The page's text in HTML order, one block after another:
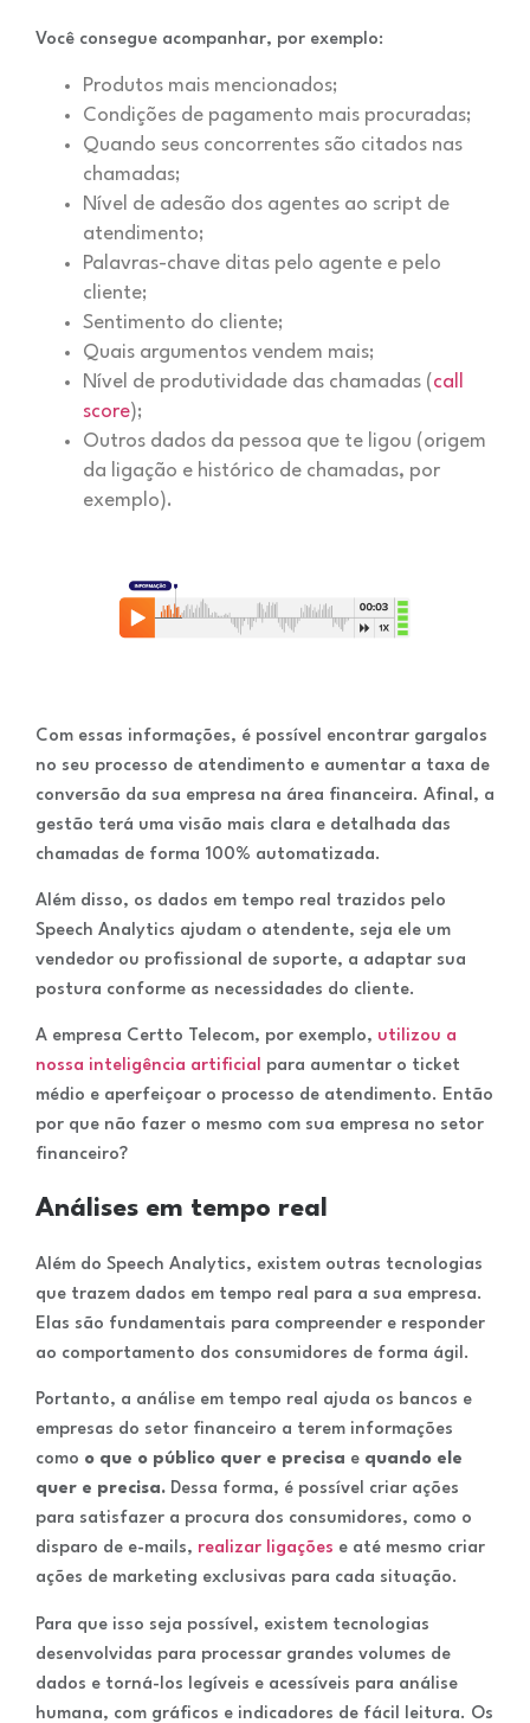
Você consegue acompanhar, por exemplo:
Produtos mais mencionados;
Condições de pagamento mais procuradas;
Quando seus concorrentes são citados nas
chamadas;
Nível de adesão dos agentes ao script de
atendimento;
Palavras-chave ditas pelo agente e pelo
cliente;
Sentimento do cliente;
Quais argumentos vendem mais;
Nível de produtividade das chamadas (call
score);
Outros dados da pessoa que te ligou (origem
da ligação e histórico de chamadas, por
exemplo).
Com essas informações, é possível encontrar gargalos
no seu processo de atendimento e aumentar a taxa de
conversão da sua empresa na área financeira. Afinal, a
gestão terá uma visão mais clara e detalhada das
chamadas de forma 100% automatizada.
Além disso, os dados em tempo real trazidos pelo
Speech Analytics ajudam o atendente, seja ele um
vendedor ou profissional de suporte, a adaptar sua
postura conforme as necessidades do cliente.
A empresa Certto Telecom, por exemplo, utilizou a
nossa inteligência artificial para aumentar o ticket
médio e aperfeiçoar o processo de atendimento. Então
por que não fazer o mesmo com sua empresa no setor
financeiro?
Análises em tempo real
Além do Speech Analytics, existem outras tecnologias
que trazem dados em tempo real para a sua empresa.
Elas são fundamentais para compreender e responder
ao comportamento dos consumidores de forma ágil.
Portanto, a análise em tempo real ajuda os bancos e
empresas do setor financeiro a terem informações
como o que o público quer e precisa e quando ele
quer e precisa. Dessa forma, é possível criar ações
para satisfazer a procura dos consumidores, como o
disparo de e-mails, realizar ligações e até mesmo criar
ações de marketing exclusivas para cada situação.
Para que isso seja possível, existem tecnologias
desenvolvidas para processar grandes volumes de
dados e torná-los legíveis e acessíveis para análise
humana, com gráficos e indicadores de fácil leitura. Os